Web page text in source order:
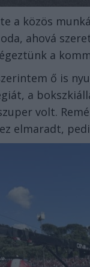
a közös
ahová
a
ő is
a
volt.
elmaradt,